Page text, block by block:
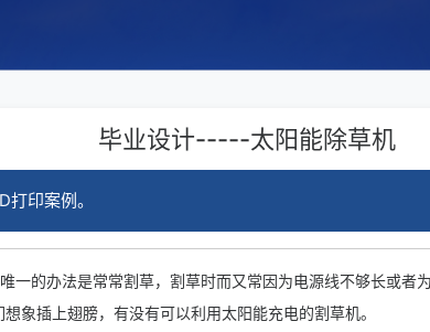
毕业设计-----太阳能除草机
印案例。
一的办法是常常割草，割草时而又常因为电源线不够长或者
象插上翅膀，有没有可以利用太阳能充电的割草机。